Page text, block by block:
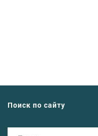
Поиск по сайту